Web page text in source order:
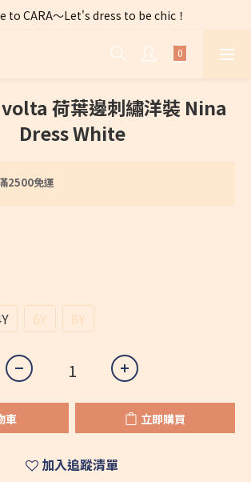
全店購物滿 $2500免運費～
to CARA～Let's dress to be chic！
全店購物滿 $2500免運費～
荷葉邊刺繡洋裝 Nina
Dress White
2500免運
6Y 8Y
車 立即購買
加入追蹤清單